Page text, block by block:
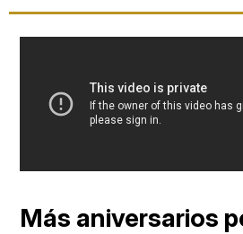
Más aniversarios